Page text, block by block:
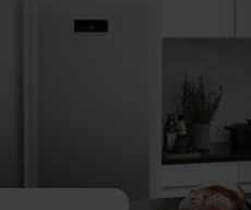
Download